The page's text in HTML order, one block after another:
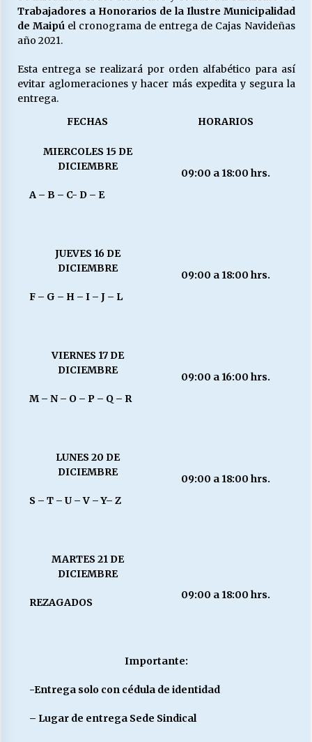
VOLVER A SER ALTERNATIVA
cuestión social hoy”.
30/04/2026
18/04/2026
Chile y sus segmentos de la riqueza
06/04/2026
Trabajadores a Honorarios de la Ilustre Municipalidad
de Maipúel cronograma de entrega de Cajas Navideñas
año 2021.
Esta entrega se realizará por orden alfabético para así
evitar aglomeraciones y hacer más expedita y segura la
entrega.
FECHAS
HORARIOS
MIERCOLES 15 DE
DICIEMBRE
A – B – C- D – E
09:00 a 18:00 hrs.
JUEVES 16 DE
DICIEMBRE
F – G – H – I – J – L
09:00 a 18:00 hrs.
VIERNES 17 DE
DICIEMBRE
M – N – O – P – Q – R
09:00 a 16:00 hrs.
LUNES 20 DE
DICIEMBRE
S – T – U – V – Y– Z
09:00 a 18:00 hrs.
MARTES 21 DE
DICIEMBRE
REZAGADOS
09:00 a 18:00 hrs.
Importante:
-Entrega solo con cédula de identidad
– Lugar de entrega Sede Sindical